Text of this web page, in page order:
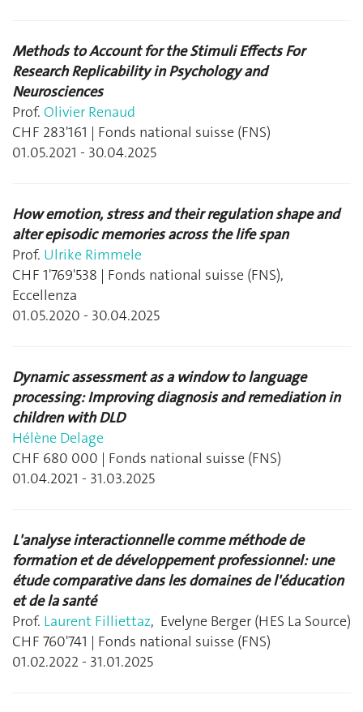
Methods to Account for the Stimuli Effects For
Research Replicability in Psychology and
Neurosciences
Prof. Olivier Renaud
CHF 283'161 | Fonds national suisse (FNS)
01.05.2021 - 30.04.2025
How emotion, stress and their regulation shape and
alter episodic memories across the life span
Prof. Ulrike Rimmele
CHF 1'769'538 | Fonds national suisse (FNS),
Eccellenza
01.05.2020 - 30.04.2025
Dynamic assessment as a window to language
processing: Improving diagnosis and remediation in
children with DLD
Hélène Delage
CHF 680 000 | Fonds national suisse (FNS)
01.04.2021 - 31.03.2025
L'analyse interactionnelle comme méthode de
formation et de développement professionnel: une
étude comparative dans les domaines de l'éducation
et de la santé
Prof. Laurent Filliettaz, Evelyne Berger (HES La Source)
CHF 760'741 | Fonds national suisse (FNS)
01.02.2022 - 31.01.2025